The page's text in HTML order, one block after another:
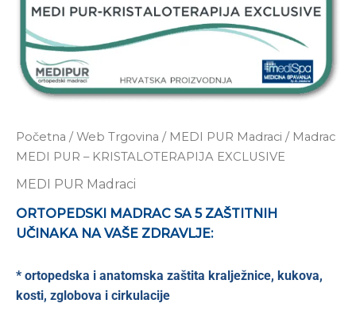
Početna /Web Trgovina / MEDI PUR Madraci / Madrac
MEDI PUR – KRISTALOTERAPIJA EXCLUSIVE
MEDI PUR Madraci
ORTOPEDSKI MADRAC SA 5 ZAŠTITNIH
UČINAKA NA VAŠE ZDRAVLJE:
* ortopedska i anatomska zaštita kralježnice, kukova,
kosti, zglobova i cirkulacije